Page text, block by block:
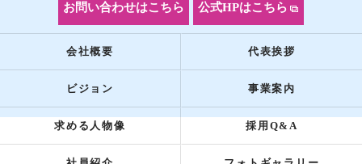
お問い合わせはこちら 公式HPはこちら
会社概要 代表挨拶
ビジョン 事業案内
求める人物像 採用Q&A